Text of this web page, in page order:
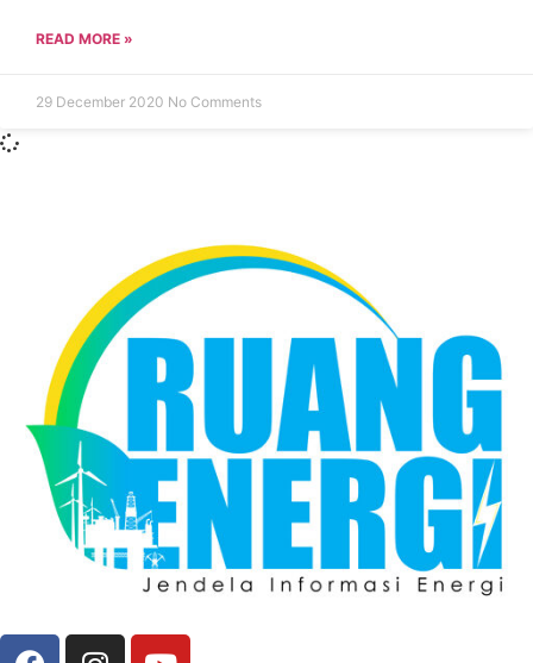
READ MORE »
29 December 2020 No Comments